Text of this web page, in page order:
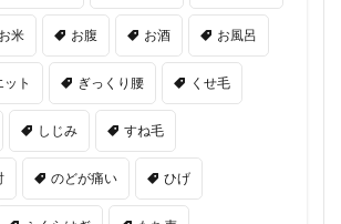
お米 お腹 お酒 お風呂
ト ぎっくり腰 くせ毛
しじみ すね毛
のどが痛い ひげ